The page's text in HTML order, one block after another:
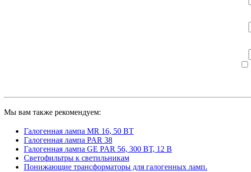
Мы вам также рекомендуем:
Галогенная лампа MR 16, 50 ВТ
Галогенная лампа PAR 38
Галогенная лампа GE PAR 56, 300 ВТ, 12 В
Светофильтры к светильникам
Понижающие трансформаторы для галогенных ламп.